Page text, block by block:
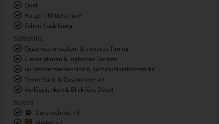
Schon Ausbildung
Softskills
Organisationstalent & cleveres Timing
Clever planen & logisches Denken
Kundenversteher-Sinn & Kommunikationsstärke
Team-Spirit & Zusammenhalt
Verlässlichkeit & Blick fürs Detail
Noten
Englisch: <3